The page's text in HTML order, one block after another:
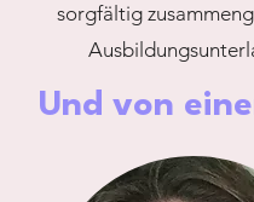
sorgfältig
Und von